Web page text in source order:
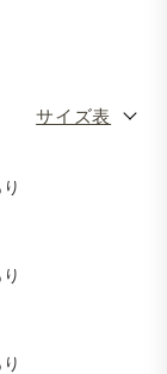
サイズ表